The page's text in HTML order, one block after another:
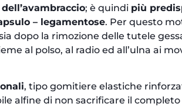
; è quindi più
– legamentose. Per questo
dopo la rimozione delle tutele
al polso, al radio ed all’ulna ai
, tipo gomitiere elastiche
alfine di non sacrificare il